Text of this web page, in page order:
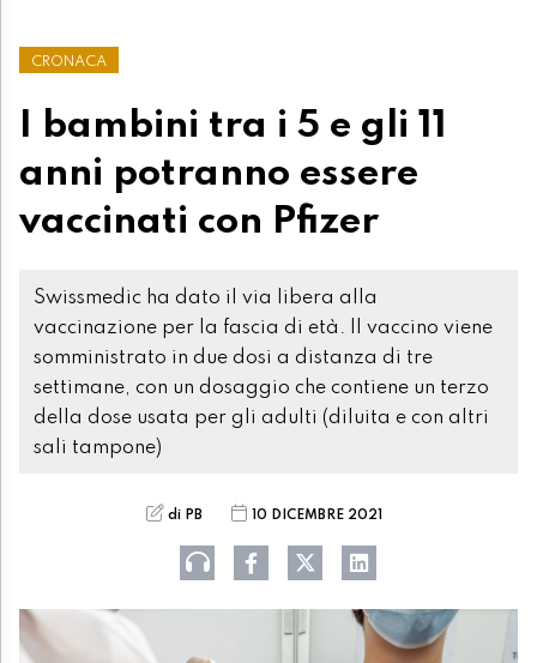
CRONACA
I bambini tra i 5 e gli 11
anni potranno essere
vaccinati con Pfizer
Swissmedic ha dato il via libera alla
vaccinazione per la fascia di età. Il vaccino viene
somministrato in due dosi a distanza di tre
settimane, con un dosaggio che contiene un terzo
della dose usata per gli adulti (diluita e con altri
sali tampone)
di PB 10 DICEMBRE 2021